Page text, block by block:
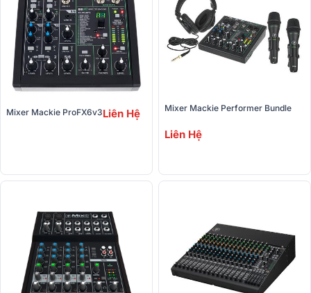
Mixer Mackie ProFX6v3Liên Hệ Mixer Mackie Performer Bundle
Liên Hệ